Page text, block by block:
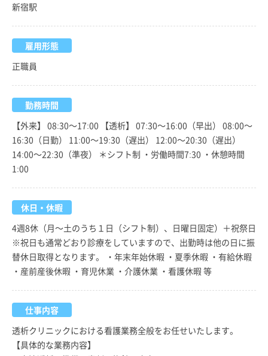
新宿駅
雇用形態
正職員
勤務時間
【外来】 08:30～17:00 【透析】 07:30～16:00（早出） 08:00～
16:30（日勤） 11:00～19:30（遅出） 12:00～20:30（遅出）
14:00～22:30（準夜） ＊シフト制 ・労働時間7:30 ・休憩時間
1:00
休日・休暇
4週8休（月～土のうち１日（シフト制）、日曜日固定）＋祝祭日
※祝日も通常どおり診療をしていますので、出勤時は他の日に振
替休日取得となります。 ・年末年始休暇 ・夏季休暇 ・有給休暇
・産前産後休暇 ・育児休業 ・介護休業 ・看護休暇 等
仕事内容
透析クリニックにおける看護業務全般をお任せいたします。
【具体的な業務内容】